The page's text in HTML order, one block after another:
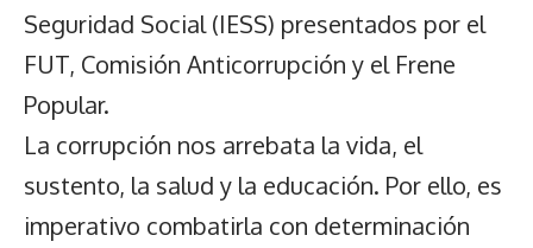
Seguridad Social (IESS) presentados por el
FUT, Comisión Anticorrupción y el Frene
Popular.
La corrupción nos arrebata la vida, el
sustento, la salud y la educación. Por ello, es
imperativo combatirla con determinación